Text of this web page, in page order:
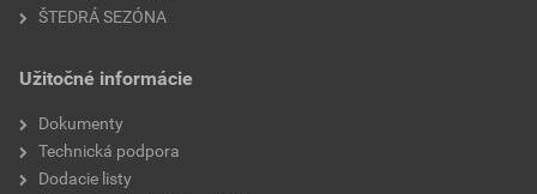
ŠTEDRÁ SEZÓNA
Užitočné informácie
Dokumenty
Technická podpora
Dodacie listy